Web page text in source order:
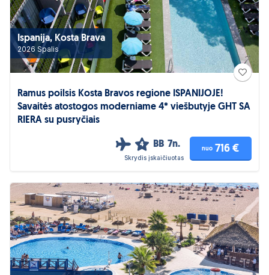
Ispanija, Kosta Brava
2026 Spalis
Ramus poilsis Kosta Bravos regione ISPANIJOJE!
Savaitės atostogos moderniame 4* viešbutyje GHT SA
RIERA su pusryčiais
4 BB 7n.
Skrydis įskaičiuotas
nuo 716 €